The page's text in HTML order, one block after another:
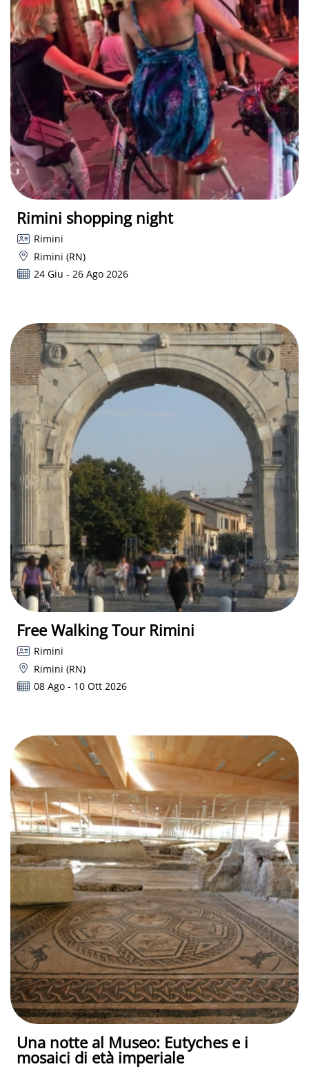
Rimini shopping night
Rimini
Rimini (RN)
24 Giu - 26 Ago 2026
Free Walking Tour Rimini
Rimini
Rimini (RN)
08 Ago - 10 Ott 2026
Una notte al Museo: Eutyches e i
mosaici di età imperiale